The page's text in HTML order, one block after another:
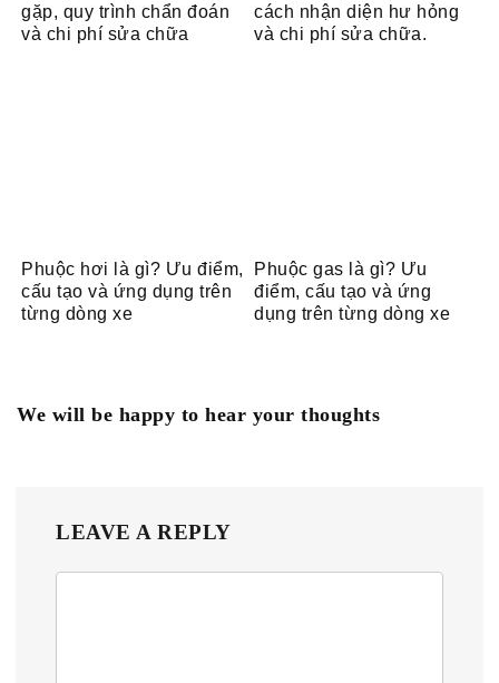
gặp, quy trình chẩn đoán
và chi phí sửa chữa
cách nhận diện hư hỏng
và chi phí sửa chữa.
Phuộc hơi là gì? Ưu điểm,
cấu tạo và ứng dụng trên
từng dòng xe
Phuộc gas là gì? Ưu
điểm, cấu tạo và ứng
dụng trên từng dòng xe
We will be happy to hear your thoughts
LEAVE A REPLY